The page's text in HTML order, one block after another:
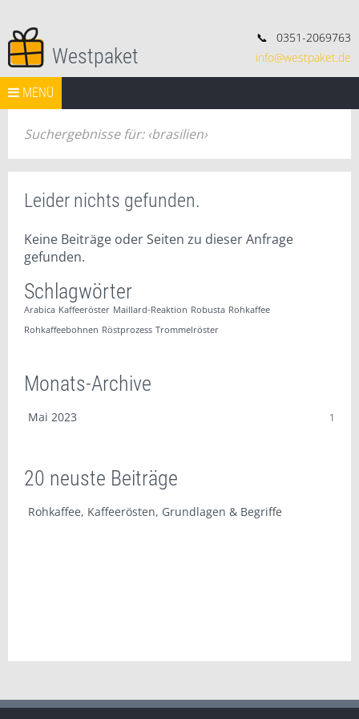
Deko, Geschenke und Konsorten.
📞
0351-2069763
info@westpaket.de
Westpaket
Springe zum Inhalt
MENÜ
START
Search
for:
Search
Suchergebnisse für: brasilien
Leider nichts gefunden.
Keine Beiträge oder Seiten zu dieser Anfrage
gefunden.
Schlagwörter
Arabica Kaffeeröster Maillard-Reaktion Robusta Rohkaffee
Rohkaffeebohnen Röstprozess Trommelröster
Monats-Archive
Mai 2023 1
20 neuste Beiträge
Rohkaffee, Kaffeerösten, Grundlagen & Begriffe